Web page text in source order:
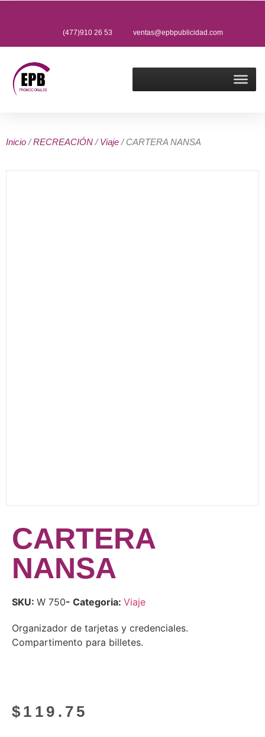
(477)910 26 53 ventas@epbpublicidad.com
Inicio /RECREACIÓN /Viaje / CARTERA NANSA
CARTERA
NANSA
SKU: W 750- Categoria: Viaje
Organizador de tarjetas y credenciales.
Compartimento para billetes.
$ 119.75